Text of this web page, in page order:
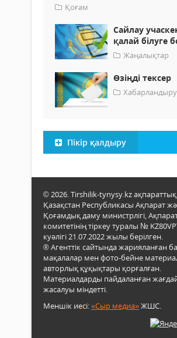
Қоғам
Сайлау
қалай білуге
Жаңалықтар
Өзіңді тексер
Хабарландыру
Пікір қалдыру
© 2026. Tirshilik-tynysy.kz ақпараттық
Қазақстан Республикасы Ақпарат
Қоғамдық даму министрлігі,
комитетінің тіркеу туралы №
куәлігі 21.07.2022 жылы берілген.
® Агенттік сайтында жарияланған
мақалалар мен фото-бейне
авторлық құқықтары қорғалған.
Материалдарды пайдаланған
жасалуы міндетті.
Меншік иесі:«Сыр медиа»ЖШС.